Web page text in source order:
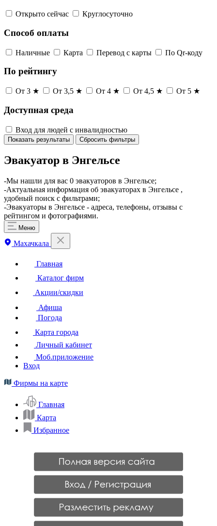
Открыто сейчас Круглосуточно
Способ оплаты
Наличные Карта Перевод с карты По Qr-коду
По рейтингу
От 3 ★ От 3,5 ★ От 4 ★ От 4,5 ★ От 5 ★
Доступная среда
Вход для людей с инвалидностью
Показать результаты Сбросить фильтры
Эвакуатор в Энгельсе
-Мы нашли для вас 0 эвакуаторов в Энгельсе;
-Актуальная информация об эвакуаторах в Энгельсе ,
удобный поиск с фильтрами;
-Эвакуаторы в Энгельсе - адреса, телефоны, отзывы с
рейтингом и фотографиями.
Меню
Махачкала
Главная
Каталог фирм
Акции/скидки
Афиша
Погода
Карта города
Личный кабинет
Моб.приложение
Вход
Фирмы на карте
Главная
Карта
Избранное